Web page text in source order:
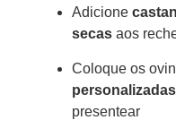
Adicione
secas aos
Coloque os
presentear